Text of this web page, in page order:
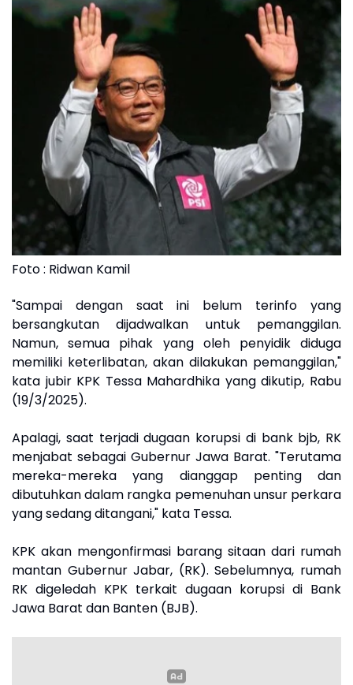
Foto : Ridwan Kamil
"Sampai dengan saat ini belum terinfo yang
bersangkutan dijadwalkan untuk pemanggilan.
Namun, semua pihak yang oleh penyidik diduga
memiliki keterlibatan, akan dilakukan pemanggilan,"
kata jubir KPK Tessa Mahardhika yang dikutip, Rabu
(19/3/2025).
Apalagi, saat terjadi dugaan korupsi di bank bjb, RK
menjabat sebagai Gubernur Jawa Barat. "Terutama
mereka-mereka yang dianggap penting dan
dibutuhkan dalam rangka pemenuhan unsur perkara
yang sedang ditangani," kata Tessa.
KPK akan mengonfirmasi barang sitaan dari rumah
mantan Gubernur Jabar, (RK). Sebelumnya, rumah
RK digeledah KPK terkait dugaan korupsi di Bank
Jawa Barat dan Banten (BJB).